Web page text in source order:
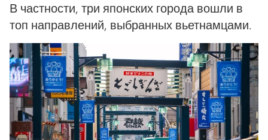
В частности, три японских города вошли в
топ направлений, выбранных вьетнамцами.